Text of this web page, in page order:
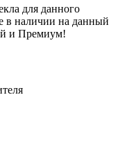
для данного
в наличии на данный
и Премиум!